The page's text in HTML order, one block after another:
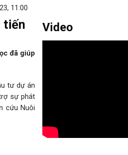
11:00
tiến
đã giúp
tư dự án
sự phát
cứu Nuôi
Video